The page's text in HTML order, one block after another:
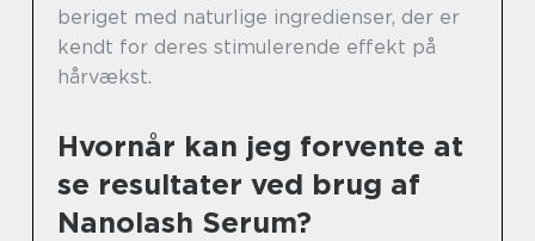
beriget med naturlige ingredienser, der er
kendt for deres stimulerende effekt på
hårvækst.
Hvornår kan jeg forvente at
se resultater ved brug af
Nanolash Serum?